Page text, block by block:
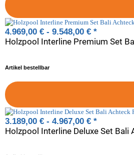
4.969,00 € - 9.548,00 € *
Artikel bestellbar
3.189,00 € - 4.967,00 € *